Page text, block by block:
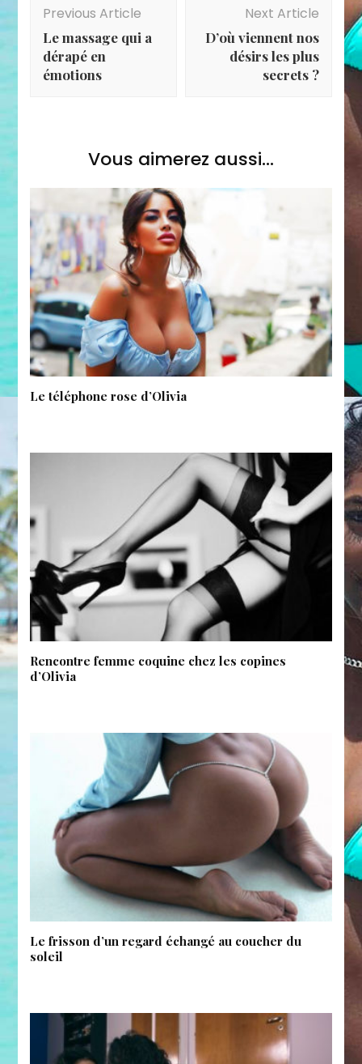
Navigation
Previous Article
Le massage qui a
dérapé en
émotions
Next Article
D’où viennent nos
désirs les plus
secrets ?
Vous aimerez aussi...
Le téléphone rose d’Olivia
Rencontre femme coquine chez les copines
d’Olivia
Le frisson d’un regard échangé au coucher du
soleil